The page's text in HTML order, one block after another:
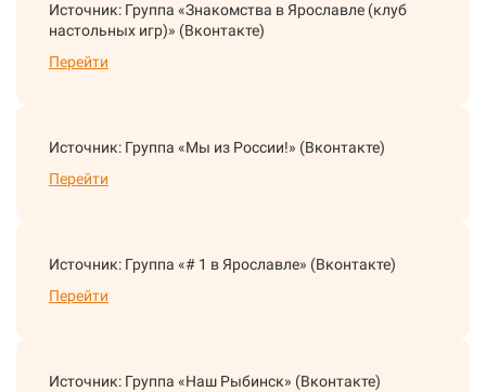
Источник: Группа «Знакомства в Ярославле (клуб
настольных игр)» (Вконтакте)
Перейти
Источник: Группа «Мы из России!» (Вконтакте)
Перейти
Источник: Группа «# 1 в Ярославле» (Вконтакте)
Перейти
Источник: Группа «Наш Рыбинск» (Вконтакте)